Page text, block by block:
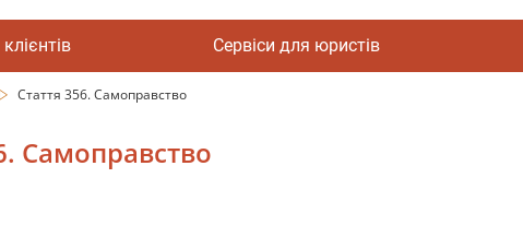
Сервіси для юристів
Стаття 356. Самоправство
Самоправство